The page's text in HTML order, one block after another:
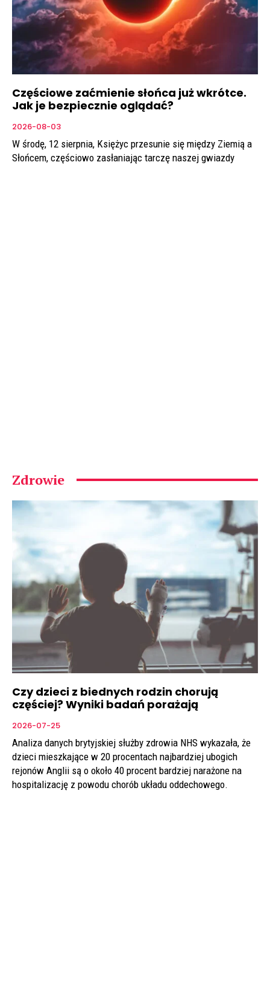
Częściowe zaćmienie słońca już wkrótce.
Jak je bezpiecznie oglądać?
2026-08-03
W środę, 12 sierpnia, Księżyc przesunie się między Ziemią a
Słońcem, częściowo zasłaniając tarczę naszej gwiazdy
Zdrowie
Czy dzieci z biednych rodzin chorują
częściej? Wyniki badań porażają
2026-07-25
Analiza danych brytyjskiej służby zdrowia NHS wykazała, że
dzieci mieszkające w 20 procentach najbardziej ubogich
rejonów Anglii są o około 40 procent bardziej narażone na
hospitalizację z powodu chorób układu oddechowego.